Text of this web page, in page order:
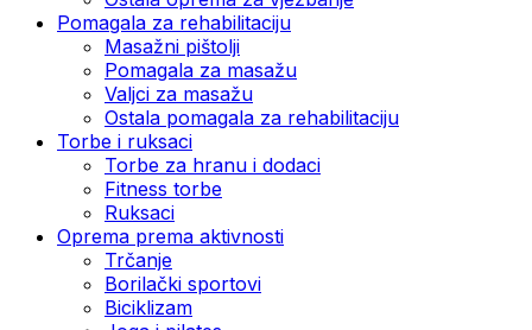
Pomagala za rehabilitaciju
Masažni pištolji
Pomagala za masažu
Valjci za masažu
Ostala pomagala za rehabilitaciju
Torbe i ruksaci
Torbe za hranu i dodaci
Fitness torbe
Ruksaci
Oprema prema aktivnosti
Trčanje
Borilački sportovi
Biciklizam